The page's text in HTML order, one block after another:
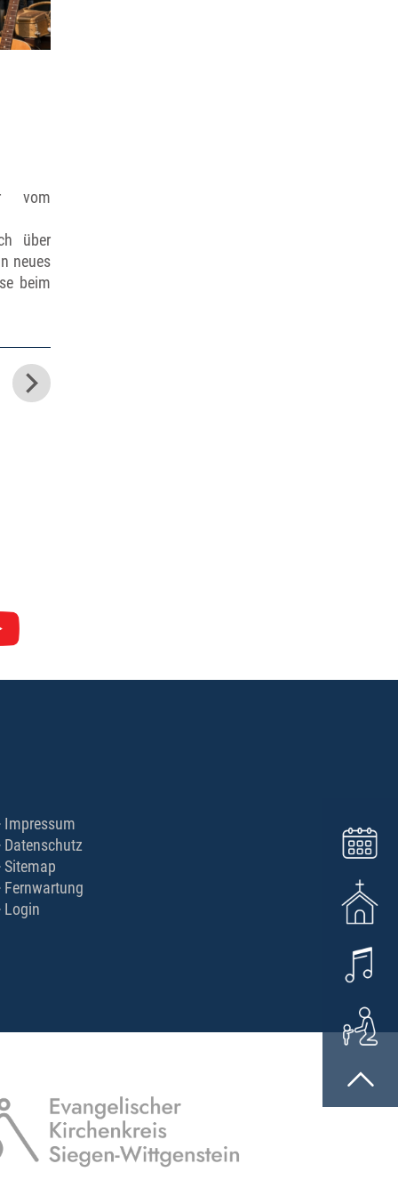
vom
über
neues
beim
Impressum
Datenschutz
Sitemap
Fernwartung
Login